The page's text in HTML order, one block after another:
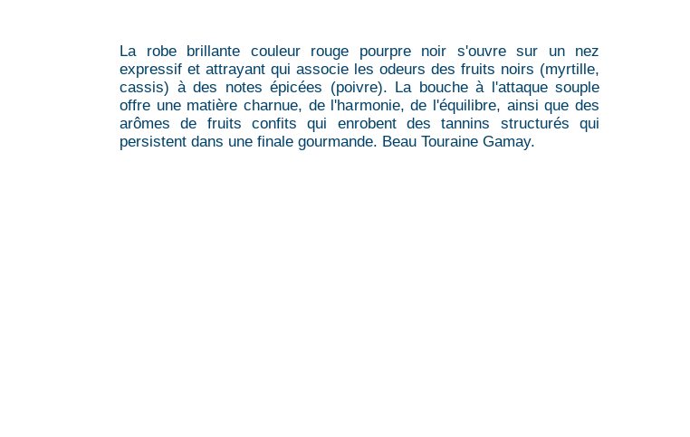
La robe brillante couleur rouge pourpre noir s'ouvre sur un nez
expressif et attrayant qui associe les odeurs des fruits noirs (myrtille,
cassis) à des notes épicées (poivre). La bouche à l'attaque souple
offre une matière charnue, de l'harmonie, de l'équilibre, ainsi que des
arômes de fruits confits qui enrobent des tannins structurés qui
persistent dans une finale gourmande. Beau Touraine Gamay.